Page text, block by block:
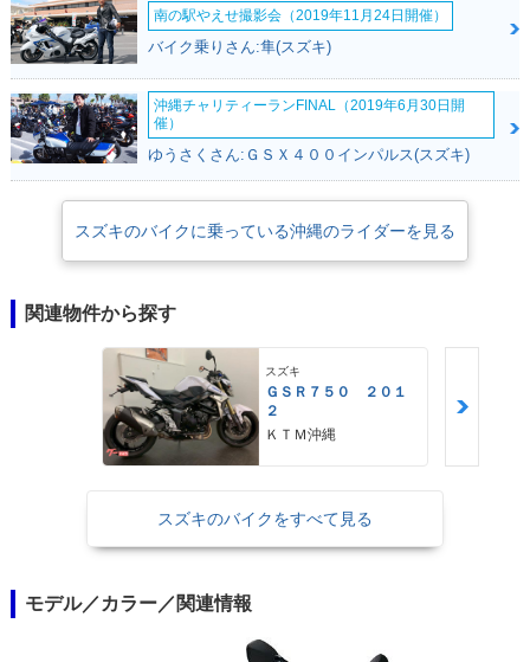
南の駅やえせ撮影会（2019年11月24日開催）
バイク乗りさん:隼(スズキ)
沖縄チャリティーランFINAL（2019年6月30日開
催）
ゆうさくさん:ＧＳＸ４００インパルス(スズキ)
スズキのバイクに乗っている沖縄のライダーを見る
関連物件から探す
スズキ
ＧＳＲ７５０ ２０１
２
ＫＴＭ沖縄
スズキのバイクをすべて見る
モデル／カラー／関連情報